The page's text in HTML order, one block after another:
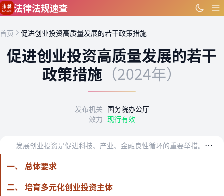
跳到主要内容
法律法规速查
首页 促进创业投资高质量发展的若干政策措施
促进创业投资高质量发展的若干
政策措施 （2024年）
发布机关 国务院办公厅
效力 现行有效
发
展创业投资是促进科技、产业、金融良性循环的重要举措。为贯彻落实党中央、国务院决策部署，促进创业投资高质量发展，现提出以下政策措施。
一、 总体要求
二、 培育多元化创业投资主体